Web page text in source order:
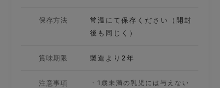
保存方法
常温にて保存ください（開封
後も同じく）
賞味期限 製造より2年
注意事項
・1歳未満の乳児には与えない